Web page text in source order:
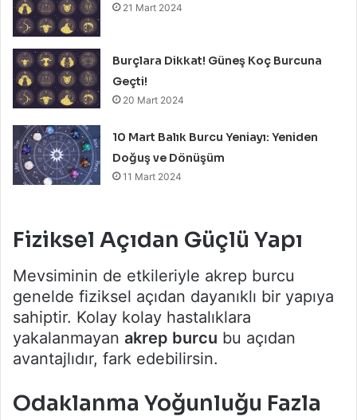
21 Mart 2024
Burçlara Dikkat! Güneş Koç Burcuna
Geçti!
20 Mart 2024
10 Mart Balık Burcu Yeniayı: Yeniden
Doğuş ve Dönüşüm
11 Mart 2024
Fiziksel Açıdan Güçlü Yapı
Mevsiminin de etkileriyle akrep burcu
genelde fiziksel açıdan dayanıklı bir yapıya
sahiptir. Kolay kolay hastalıklara
yakalanmayan akrep burcu bu açıdan
avantajlıdır, fark edebilirsin.
Odaklanma Yoğunluğu Fazla